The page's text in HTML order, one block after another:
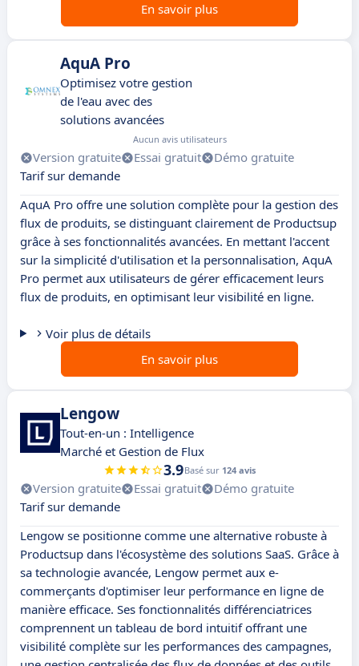
En savoir plus
AquA Pro
Optimisez votre gestion
de l'eau avec des
solutions avancées
Aucun avis utilisateurs
Version gratuite Essai gratuit
Démo gratuite
Tarif sur demande
AquA Pro offre une solution complète pour la gestion des
flux de produits, se distinguant clairement de Productsup
grâce à ses fonctionnalités avancées. En mettant l'accent
sur la simplicité d'utilisation et la personnalisation, AquA
Pro permet aux utilisateurs de gérer efficacement leurs
flux de produits, en optimisant leur visibilité en ligne.
Voir plus de détails
En savoir plus
Lengow
Tout-en-un : Intelligence
Marché et Gestion de Flux
3.9Basé sur 124 avis
Version gratuite Essai gratuit
Démo gratuite
Tarif sur demande
Lengow se positionne comme une alternative robuste à
Productsup dans l'écosystème des solutions SaaS. Grâce à
sa technologie avancée, Lengow permet aux e-
commerçants d'optimiser leur performance en ligne de
manière efficace. Ses fonctionnalités différenciatrices
comprennent un tableau de bord intuitif offrant une
visibilité complète sur les performances des campagnes,